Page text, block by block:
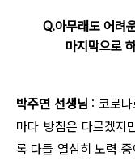
Q.아무래도 어려
마지막으로
박주연 선생님 : 코로
마다 방침은 다르겠지
록 다들 열심히 노력